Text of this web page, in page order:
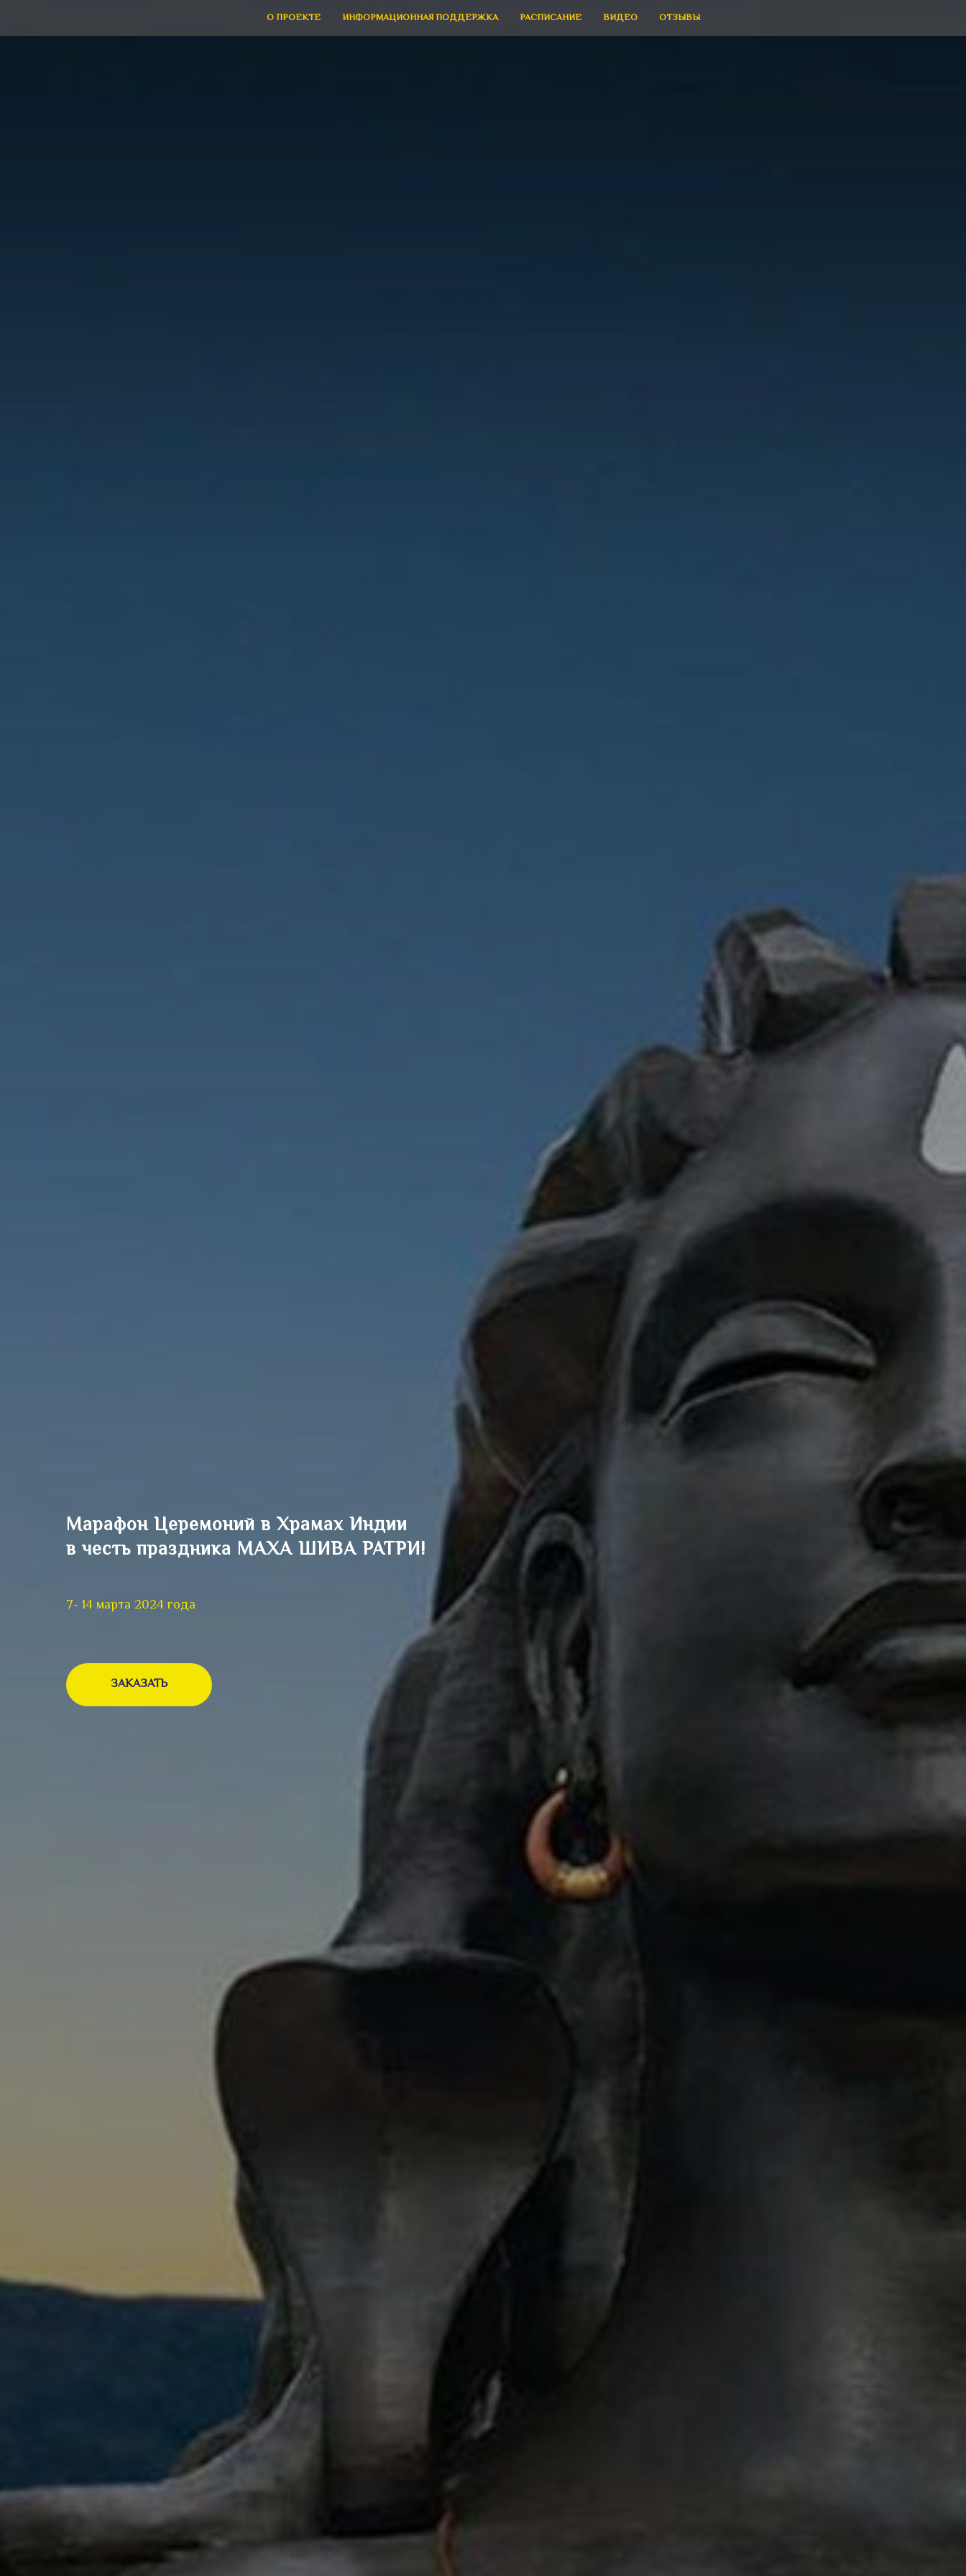
О ПРОЕКТЕ ИНФОРМАЦИОННАЯ ПОДДЕРЖКА РАСПИСАНИЕ ВИДЕО ОТЗЫВЫ
Марафон Церемоний в Храмах Индии
в честь праздника МАХА ШИВА РАТРИ!
7- 14 марта 2024 года
ЗАКАЗАТЬ